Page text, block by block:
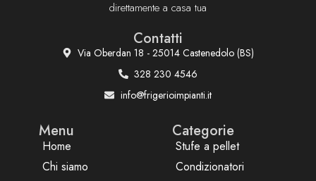
direttamente a casa tua
Contatti
Via Oberdan 18 - 25014 Castenedolo (BS)
328 230 4546
info@frigerioimpianti.it
Menu
Home
Chi siamo
Categorie
Stufe a pellet
Condizionatori